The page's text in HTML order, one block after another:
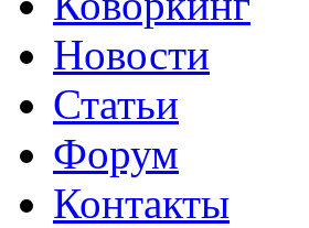
Новости
Статьи
Форум
Контакты